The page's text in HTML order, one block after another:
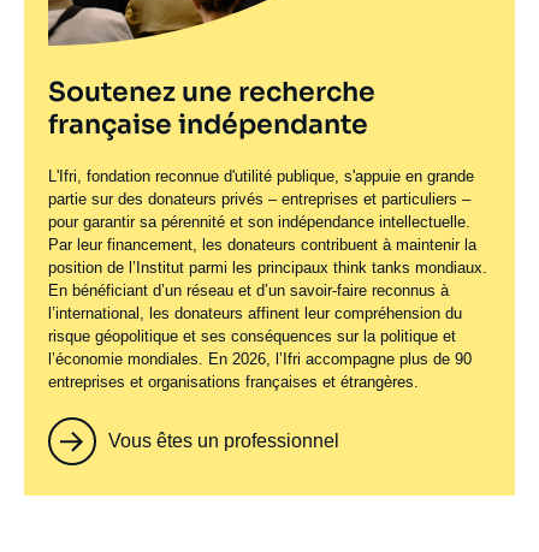
Soutenez une recherche
française indépendante
L'Ifri, fondation reconnue d'utilité publique, s'appuie en grande
partie sur des donateurs privés – entreprises et particuliers –
pour garantir sa pérennité et son indépendance intellectuelle.
Par leur financement, les donateurs contribuent à maintenir la
position de l’Institut parmi les principaux think tanks mondiaux.
En bénéficiant d’un réseau et d’un savoir-faire reconnus à
l’international, les donateurs affinent leur compréhension du
risque géopolitique et ses conséquences sur la politique et
l’économie mondiales. En 2026, l’Ifri accompagne plus de 90
entreprises et organisations françaises et étrangères.
Vous êtes un professionnel